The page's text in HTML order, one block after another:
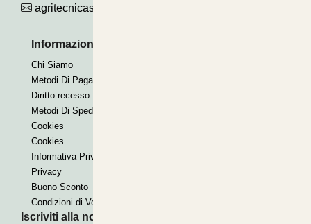
agritecnicasrl@gmail.com
Informazioni Utili
Chi Siamo
Metodi Di Pagamento
Diritto recesso
Metodi Di Spedizione
Cookies
Cookies
Informativa Privacy
Privacy
Buono Sconto
Condizioni di Vendita
Iscriviti alla nostra Newsletter